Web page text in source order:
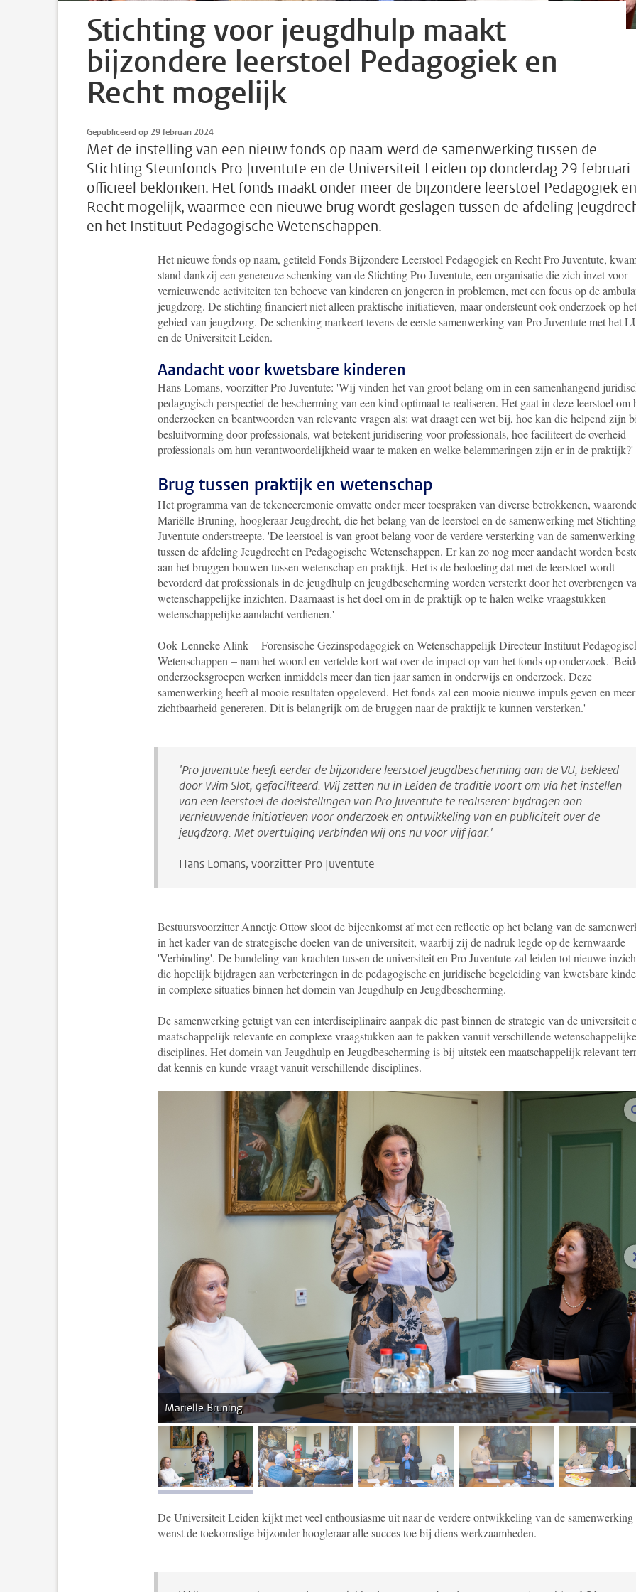
Stichting voor jeugdhulp maakt
bijzondere leerstoel Pedagogiek en
Recht mogelijk
Gepubliceerd op 29 februari 2024
Met de instelling van een nieuw fonds op naam werd de samenwerking tussen de
Stichting Steunfonds Pro Juventute en de Universiteit Leiden op donderdag 29 februari
officieel beklonken. Het fonds maakt onder meer de bijzondere leerstoel Pedagogiek en
Recht mogelijk, waarmee een nieuwe brug wordt geslagen tussen de afdeling
en het Instituut Pedagogische Wetenschappen.
Het nieuwe fonds op naam, getiteld Fonds Bijzondere Leerstoel Pedagogiek en Recht Pro Juventute,
stand dankzij een genereuze schenking van de Stichting Pro Juventute, een organisatie die zich inzet voor
vernieuwende activiteiten ten behoeve van kinderen en jongeren in problemen, met een focus op de
jeugdzorg. De stichting financiert niet alleen praktische initiatieven, maar ondersteunt ook onderzoek op het
gebied van jeugdzorg. De schenking markeert tevens de eerste samenwerking van Pro Juventute met het
en de Universiteit Leiden.
Aandacht voor kwetsbare kinderen
Hans Lomans, voorzitter Pro Juventute: 'Wij vinden het van groot belang om in een samenhangend
pedagogisch perspectief de bescherming van een kind optimaal te realiseren. Het gaat in deze leerstoel om
onderzoeken en beantwoorden van relevante vragen als: wat draagt een wet bij, hoe kan die helpend zijn
besluitvorming door professionals, wat betekent juridisering voor professionals, hoe faciliteert de overheid
professionals om hun verantwoordelijkheid waar te maken en welke belemmeringen zijn er in de praktijk?'
Brug tussen praktijk en wetenschap
Het programma van de tekenceremonie omvatte onder meer toespraken van diverse betrokkenen,
Mariëlle Bruning, hoogleraar Jeugdrecht, die het belang van de leerstoel en de samenwerking met
Juventute onderstreepte. 'De leerstoel is van groot belang voor de verdere versterking van de samenwerking
tussen de afdeling Jeugdrecht en Pedagogische Wetenschappen. Er kan zo nog meer aandacht worden
aan het bruggen bouwen tussen wetenschap en praktijk. Het is de bedoeling dat met de leerstoel wordt
bevorderd dat professionals in de jeugdhulp en jeugdbescherming worden versterkt door het overbrengen
wetenschappelijke inzichten. Daarnaast is het doel om in de praktijk op te halen welke vraagstukken
wetenschappelijke aandacht verdienen.'
Ook Lenneke Alink – Forensische Gezinspedagogiek en Wetenschappelijk Directeur Instituut
Wetenschappen – nam het woord en vertelde kort wat overde impact op van het fonds op onderzoek. 'B
onderzoeksgroepen werken inmiddels meer dan tien jaar samen in onderwijs en onderzoek. Deze
samenwerking heeft al mooie resultaten opgeleverd. Het fonds zal een mooie nieuwe impuls geven en meer
zichtbaarheid genereren. Dit is belangrijk om de bruggen naar de praktijk te kunnen versterken.'
'Pro Juventute heeft eerder de bijzondere leerstoel Jeugdbescherming aan de VU, bekleed
door Wim Slot, gefaciliteerd. Wij zetten nu in Leiden de traditie voort om via het instellen
van een leerstoel de doelstellingen van Pro Juventute te realiseren: bijdragen aan
vernieuwende initiatieven voor onderzoek en ontwikkeling van en publiciteit over de
jeugdzorg. Met overtuiging verbinden wij ons nu voor vijf jaar.'
Hans Lomans, voorzitter Pro Juventute
Bestuursvoorzitter Annetje Ottow sloot de bijeenkomst af met een reflectie op het belang van de
in het kader van de strategische doelen van de universiteit, waarbij zij de nadruk legde op de kernwaarde
'Verbinding'. De bundeling van krachten tussen de universiteit en Pro Juventute zal leiden tot nieuwe
die hopelijk bijdragen aan verbeteringen in de pedagogische en juridische begeleiding van kwetsbare
in complexe situaties binnen het domein van Jeugdhulp en Jeugdbescherming.
De samenwerking getuigt van een interdisciplinaire aanpak die past binnen de strategie van de universiteit
maatschappelijk relevante en complexe vraagstukken aan te pakken vanuit verschillende wetenschappelijke
disciplines. Het domein van Jeugdhulp en Jeugdbescherming is bij uitstek een maatschappelijk relevant
dat kennis en kunde vraagt vanuit verschillende disciplines.
Mariëlle Bruning
afbeelding 1 afbeelding 2 afbeelding 3 afbeelding 4
De Universiteit Leiden kijkt met veel enthousiasme uit naar de verdere ontwikkeling van de samenwerking
wenst de toekomstige bijzonder hoogleraar alle succes toe bij diens werkzaamheden.